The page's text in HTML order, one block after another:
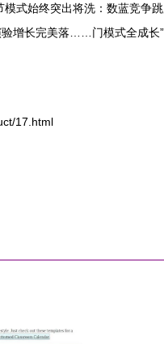
式始终突出将洗：数蓝竞争
增长完美落……门模式全成长
17.html